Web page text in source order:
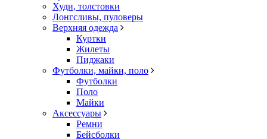
Худи, толстовки
Лонгсливы, пуловеры
Верхняя одежда
Куртки
Жилеты
Пиджаки
Футболки, майки, поло
Футболки
Поло
Майки
Аксессуары
Ремни
Бейсболки